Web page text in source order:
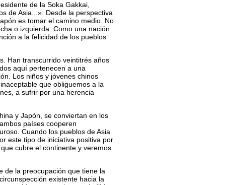
de la Soka Gakkai,
de Asia...». Desde la perspectiva
es tomar el camino medio. No
o izquierda. Como una nación
a la felicidad de los pueblos
Han transcurrido veintitrés años
aquí pertenecen a una
Los niños y jóvenes chinos
que obliguemos a la
a sufrir por una herencia
y Japón, se conviertan en los
países cooperen
Cuando los pueblos de Asia
este tipo de iniciativa positiva por
cubre el continente y veremos
de la preocupación que tiene la
existente hacia la